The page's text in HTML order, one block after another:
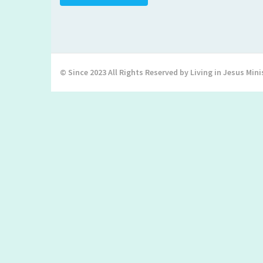
© Since 2023 All Rights Reserved by Living in Jesus